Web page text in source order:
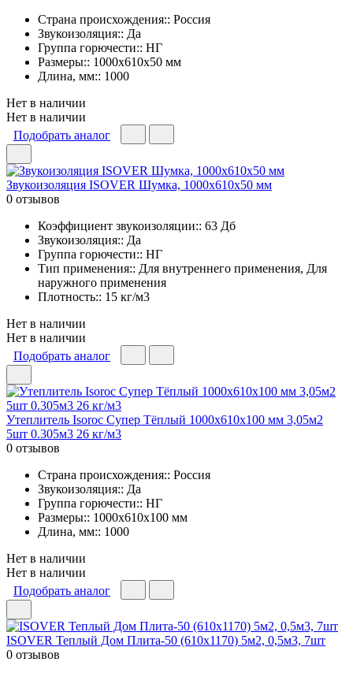
Страна происхождения:: Россия
Звукоизоляция:: Да
Группа горючести:: НГ
Размеры:: 1000x610x50 мм
Длина, мм:: 1000
Нет в наличии
Нет в наличии
Подобрать аналог
Звукоизоляция ISOVER Шумка, 1000х610х50 мм
0 отзывов
Коэффициент звукоизоляции:: 63 Дб
Звукоизоляция:: Да
Группа горючести:: НГ
Тип применения:: Для внутреннего применения, Для
наружного применения
Плотность:: 15 кг/м3
Нет в наличии
Нет в наличии
Подобрать аналог
Утеплитель Isoroc Супер Тёплый 1000х610х100 мм 3,05м2
5шт 0.305м3 26 кг/м3
0 отзывов
Страна происхождения:: Россия
Звукоизоляция:: Да
Группа горючести:: НГ
Размеры:: 1000x610x100 мм
Длина, мм:: 1000
Нет в наличии
Нет в наличии
Подобрать аналог
ISOVER Теплый Дом Плита-50 (610х1170) 5м2, 0,5м3, 7шт
0 отзывов